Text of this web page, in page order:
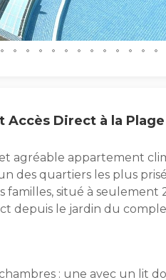
Direct à la Plage
agréable appartement
des quartiers les plus
familles, situé à seulement
depuis le jardin du
: une avec un lit